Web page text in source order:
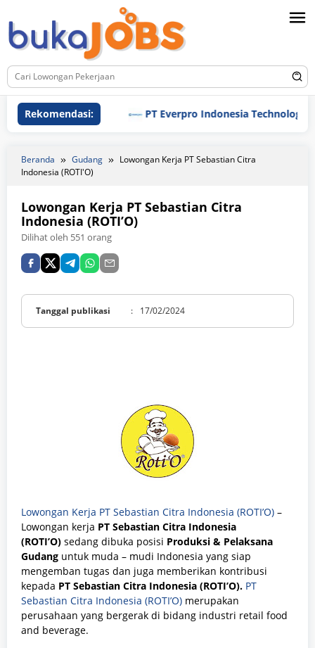
ke
konten
Rekomendasi: PT Everpro Indonesia Technologies
Beranda Gudang
Lowongan Kerja PT Sebastian Citra
Indonesia (ROTI'O)
Lowongan Kerja PT Sebastian Citra
Indonesia (ROTI’O)
Dilihat oleh 551 orang
Tanggal publikasi : 17/02/2024
Lowongan Kerja PT Sebastian Citra Indonesia (ROTI’O) –
Lowongan kerja PT Sebastian Citra Indonesia
(ROTI’O) sedang dibuka posisi Produksi & Pelaksana
Gudang untuk muda – mudi Indonesia yang siap
mengemban tugas dan juga memberikan kontribusi
kepada PT Sebastian Citra Indonesia (ROTI’O). PT
Sebastian Citra Indonesia (ROTI’O) merupakan
perusahaan yang bergerak di bidang industri retail food
and beverage.